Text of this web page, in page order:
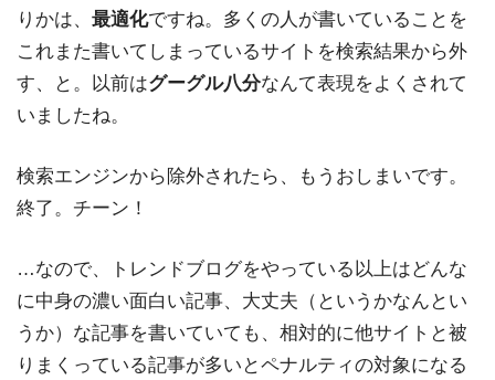
りかは、 最適化ですね。多くの人が書いていることを
これまた書いてしまっているサイトを検索結果から外
す、と。以前はグーグル八分なんて表現をよくされて
いましたね。
検索エンジンから除外されたら、もうおしまいです。
終了。チーン！
…なので、トレンドブログをやっている以上はどんな
に中身の濃い面白い記事、大丈夫（というかなんとい
うか）な記事を書いていても、相対的に他サイトと被
りまくっている記事が多いとペナルティの対象になる